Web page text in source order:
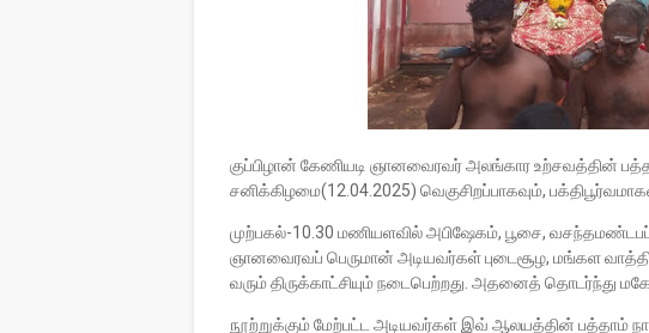
குப்பிழான் கேணியடி ஞானவைரவர் அலங்கார உற்சவத்தின்
சனிக்கிழமை(12.04.2025) வெகுசிறப்பாகவும்,
முற்பகல்-10.30 மணியளவில் அபிஷேகம், பூசை,
ஞானவைரவப் பெருமான் அடியவர்கள் புடைசூழ, மங்கள
வரும் திருக்காட்சியும் நடைபெற்றது. அதனைத் தொடர்ந்து
நூற்றுக்கும் மேற்பட்ட அடியவர்கள் இவ் ஆலயத்தின் பத்தாம்